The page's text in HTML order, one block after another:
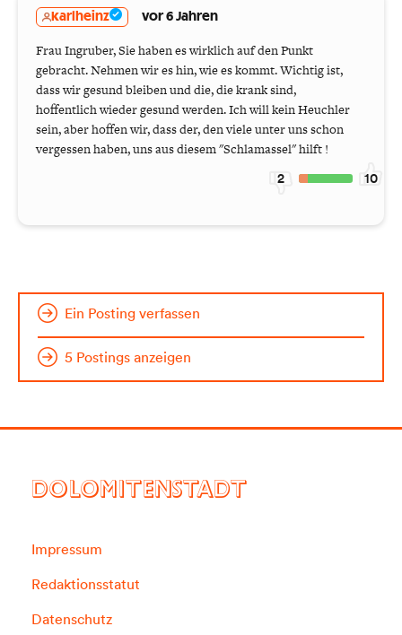
karlheinz vor 6 Jahren
Frau Ingruber, Sie haben es wirklich auf den Punkt
gebracht. Nehmen wir es hin, wie es kommt. Wichtig ist,
dass wir gesund bleiben und die, die krank sind,
hoffentlich wieder gesund werden. Ich will kein Heuchler
sein, aber hoffen wir, dass der, den viele unter uns schon
vergessen haben, uns aus diesem "Schlamassel" hilft !
2 10
Ein Posting verfassen
5 Postings anzeigen
DOLOMITENSTADT
Impressum
Redaktionsstatut
Datenschutz